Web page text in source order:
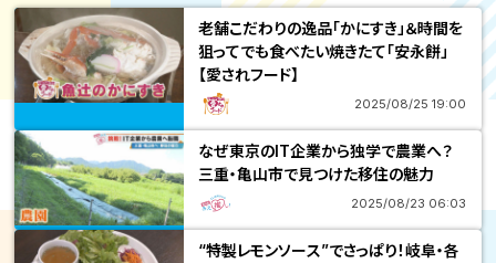
2025/08/25 19:00
老舗こだわりの逸品「かにすき」＆時間を
狙ってでも食べたい焼きたて「安永餅」
【愛されフード】
2025/08/23 06:03
なぜ東京のIT企業から独学で農業へ？
三重・亀山市で見つけた移住の魅力
“特製レモンソース”でさっぱり！岐阜・各